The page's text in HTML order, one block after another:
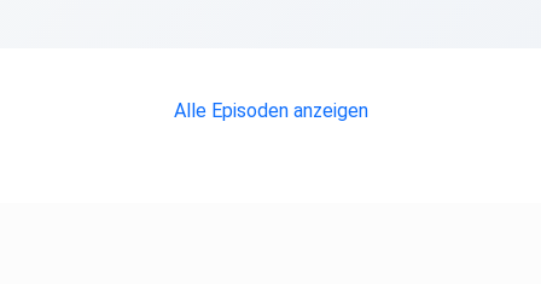
Alle Episoden anzeigen